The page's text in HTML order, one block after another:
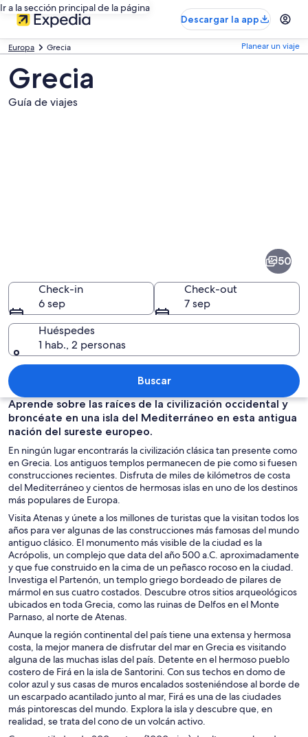
Ir a la sección principal de la página
Descargar la app
Europa Grecia Planear un viaje
Grecia
Guía de viajes
Un pueblo costero con edificios
50
Check-in
6 sep
Check-out
7 sep
Huéspedes
1 hab., 2 personas
Buscar
Aprende sobre las raíces de la civilización occidental y
broncéate en una isla del Mediterráneo en esta antigua
nación del sureste europeo.
En ningún lugar encontrarás la civilización clásica tan presente como
en Grecia. Los antiguos templos permanecen de pie como si fuesen
construcciones recientes. Disfruta de miles de kilómetros de costa
del Mediterráneo y cientos de hermosas islas en uno de los destinos
más populares de Europa.
Visita Atenas y únete a los millones de turistas que la visitan todos los
años para ver algunas de las construcciones más famosas del mundo
antiguo clásico. El monumento más visible de la ciudad es la
Acrópolis, un complejo que data del año 500 a.C. aproximadamente
y que fue construido en la cima de un peñasco rocoso en la ciudad.
Investiga el Partenón, un templo griego bordeado de pilares de
mármol en sus cuatro costados. Descubre otros sitios arqueológicos
ubicados en toda Grecia, como las ruinas de Delfos en el Monte
Parnaso, al norte de Atenas.
Aunque la región continental del país tiene una extensa y hermosa
costa, la mejor manera de disfrutar del mar en Grecia es visitando
alguna de las muchas islas del país. Detente en el hermoso pueblo
costero de Firá en la isla de Santorini. Con sus techos en domo de
color azul y sus casas de muros encalados sosteniéndose al borde de
un escarpado acantilado junto al mar, Firá es una de las ciudades
más pintorescas del mundo. Explora la isla y descubre que, en
realidad, se trata del cono de un volcán activo.